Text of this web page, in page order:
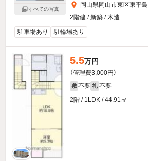
すべての写真
岡山県岡山市東区東平島
2階建 / 新築 / 木造
駐車場あり
駐輪場あり
5.5万円
（管理費3,000円）
敷 不要 礼 不要
2階 / 1LDK / 44.91㎡